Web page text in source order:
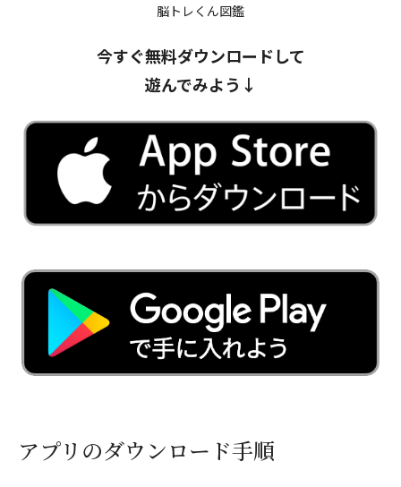
脳トレくん図鑑
今すぐ無料ダウンロードして
遊んでみよう↓
アプリのダウンロード手順